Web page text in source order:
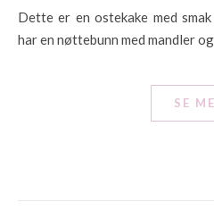
Dette er en ostekake med smak av sjokolade og kaffe. Den
har en nøttebunn med mandler
SE